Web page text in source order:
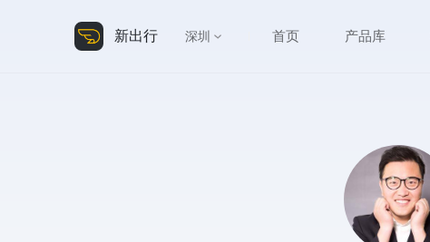
新出行 深圳 首页 产品库